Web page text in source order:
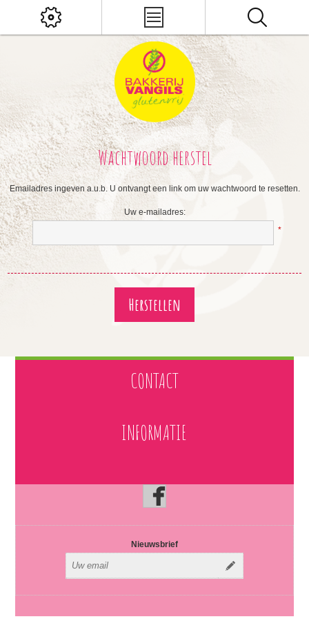
Wachtwoord herstel
Emailadres ingeven a.u.b. U ontvangt een link om uw wachtwoord te resetten.
Uw e-mailadres:
*
CONTACT
INFORMATIE
Nieuwsbrief